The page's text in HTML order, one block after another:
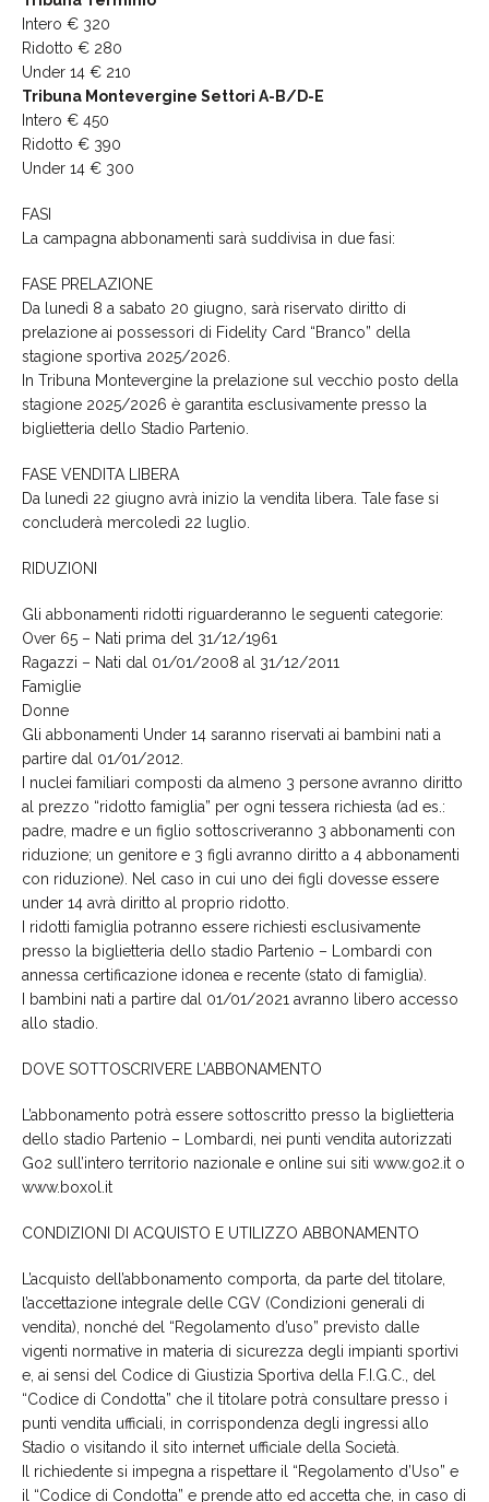
Intero € 320
Ridotto € 280
Under 14 € 210
Tribuna Montevergine Settori A-B/D-E
Intero € 450
Ridotto € 390
Under 14 € 300
FASI
La campagna abbonamenti sarà suddivisa in due fasi:
FASE PRELAZIONE
Da lunedì 8 a sabato 20 giugno, sarà riservato diritto di
prelazione ai possessori di Fidelity Card “Branco” della
stagione sportiva 2025/2026.
In Tribuna Montevergine la prelazione sul vecchio posto della
stagione 2025/2026 è garantita esclusivamente presso la
biglietteria dello Stadio Partenio.
FASE VENDITA LIBERA
Da lunedì 22 giugno avrà inizio la vendita libera. Tale fase si
concluderà mercoledì 22 luglio.
RIDUZIONI
Gli abbonamenti ridotti riguarderanno le seguenti categorie:
Over 65 – Nati prima del 31/12/1961
Ragazzi – Nati dal 01/01/2008 al 31/12/2011
Famiglie
Donne
Gli abbonamenti Under 14 saranno riservati ai bambini nati a
partire dal 01/01/2012.
I nuclei familiari composti da almeno 3 persone avranno diritto
al prezzo “ridotto famiglia” per ogni tessera richiesta (ad es.:
padre, madre e un figlio sottoscriveranno 3 abbonamenti con
riduzione; un genitore e 3 figli avranno diritto a 4 abbonamenti
con riduzione). Nel caso in cui uno dei figli dovesse essere
under 14 avrà diritto al proprio ridotto.
I ridotti famiglia potranno essere richiesti esclusivamente
presso la biglietteria dello stadio Partenio – Lombardi con
annessa certificazione idonea e recente (stato di famiglia).
I bambini nati a partire dal 01/01/2021 avranno libero accesso
allo stadio.
DOVE SOTTOSCRIVERE L’ABBONAMENTO
L’abbonamento potrà essere sottoscritto presso la biglietteria
dello stadio Partenio – Lombardi, nei punti vendita autorizzati
Go2 sull’intero territorio nazionale e online sui siti www.go2.it o
www.boxol.it
CONDIZIONI DI ACQUISTO E UTILIZZO ABBONAMENTO
L’acquisto dell’abbonamento comporta, da parte del titolare,
l’accettazione integrale delle CGV (Condizioni generali di
vendita), nonché del “Regolamento d’uso” previsto dalle
vigenti normative in materia di sicurezza degli impianti sportivi
e, ai sensi del Codice di Giustizia Sportiva della F.I.G.C., del
“Codice di Condotta” che il titolare potrà consultare presso i
punti vendita ufficiali, in corrispondenza degli ingressi allo
Stadio o visitando il sito internet ufficiale della Società.
Il richiedente si impegna a rispettare il “Regolamento d’Uso” e
il “Codice di Condotta” e prende atto ed accetta che, in caso di